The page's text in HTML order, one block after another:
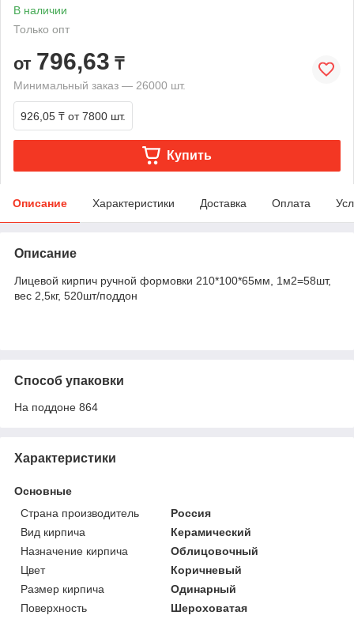
В наличии
Только опт
от 796,63 ₸
Минимальный заказ — 26000 шт.
926,05 ₸ от 7800 шт.
Купить
Описание Характеристики Доставка Оплата
Описание
Лицевой кирпич ручной формовки 210*100*65мм, 1м2=58шт,
вес 2,5кг, 520шт/поддон
Способ упаковки
На поддоне 864
Характеристики
Основные
Страна производитель
Россия
Вид кирпича
Керамический
Назначение кирпича
Облицовочный
Цвет
Коричневый
Размер кирпича
Одинарный
Поверхность
Шероховатая